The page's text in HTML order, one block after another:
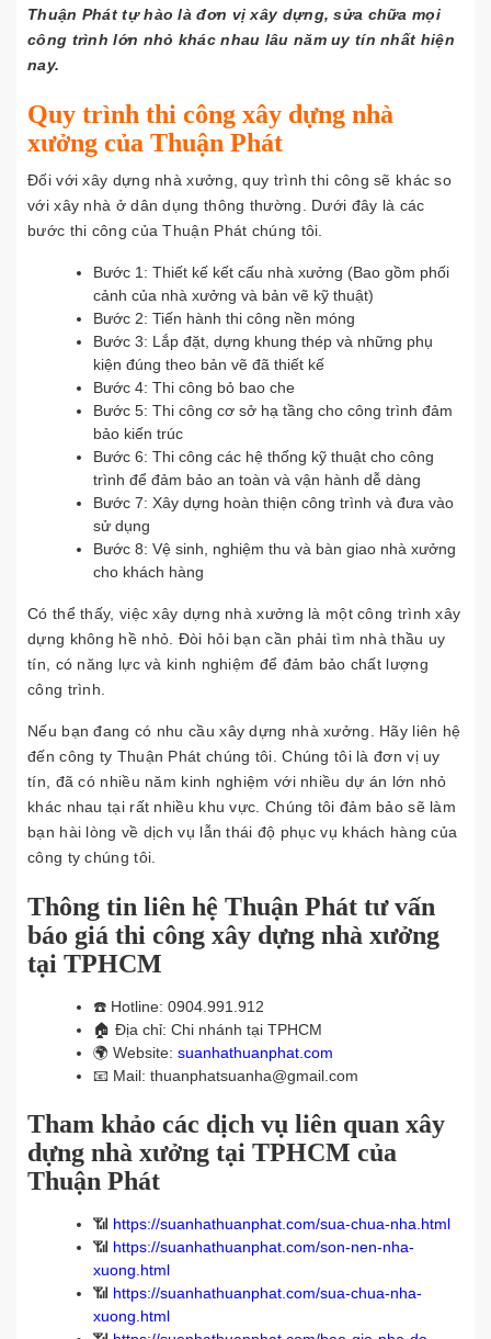
Thuận Phát tự hào là đơn vị xây dựng, sửa chữa mọi
công trình lớn nhỏ khác nhau lâu năm uy tín nhất hiện
nay.
Quy trình thi công xây dựng nhà
xưởng của Thuận Phát
Đối với xây dựng nhà xưởng, quy trình thi công sẽ khác so
với xây nhà ở dân dụng thông thường. Dưới đây là các
bước thi công của Thuận Phát chúng tôi.
Bước 1: Thiết kế kết cấu nhà xưởng (Bao gồm phối
cảnh của nhà xưởng và bản vẽ kỹ thuật)
Bước 2: Tiến hành thi công nền móng
Bước 3: Lắp đặt, dựng khung thép và những phụ
kiện đúng theo bản vẽ đã thiết kế
Bước 4: Thi công bỏ bao che
Bước 5: Thi công cơ sở hạ tầng cho công trình đảm
bảo kiến trúc
Bước 6: Thi công các hệ thống kỹ thuật cho công
trình để đảm bảo an toàn và vận hành dễ dàng
Bước 7: Xây dựng hoàn thiện công trình và đưa vào
sử dụng
Bước 8: Vệ sinh, nghiệm thu và bàn giao nhà xưởng
cho khách hàng
Có thể thấy, việc xây dựng nhà xưởng là một công trình xây
dựng không hề nhỏ. Đòi hỏi bạn cần phải tìm nhà thầu uy
tín, có năng lực và kinh nghiệm để đảm bảo chất lượng
công trình.
Nếu bạn đang có nhu cầu xây dựng nhà xưởng. Hãy liên hệ
đến công ty Thuận Phát chúng tôi. Chúng tôi là đơn vị uy
tín, đã có nhiều năm kinh nghiệm với nhiều dự án lớn nhỏ
khác nhau tại rất nhiều khu vực. Chúng tôi đảm bảo sẽ làm
bạn hài lòng về dịch vụ lẫn thái độ phục vụ khách hàng của
công ty chúng tôi.
Thông tin liên hệ Thuận Phát tư vấn
báo giá thi công xây dựng nhà xưởng
tại TPHCM
☎️ Hotline: 0904.991.912
🏠 Địa chỉ: Chi nhánh tại TPHCM
🌍 Website: suanhathuanphat.com
📧 Mail: thuanphatsuanha@gmail.com
Tham khảo các dịch vụ liên quan xây
dựng nhà xưởng tại TPHCM của
Thuận Phát
📶 https://suanhathuanphat.com/sua-chua-nha.html
📶 https://suanhathuanphat.com/son-nen-nha-
xuong.html
📶 https://suanhathuanphat.com/sua-chua-nha-
xuong.html